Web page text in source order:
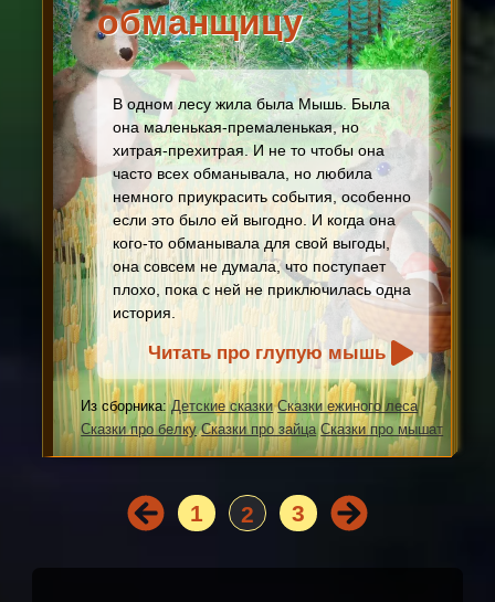
обманщицу
В одном лесу жила была Мышь. Была
она маленькая-премаленькая, но
хитрая-прехитрая. И не то чтобы она
часто всех обманывала, но любила
немного приукрасить события, особенно
если это было ей выгодно. И когда она
кого-то обманывала для свой выгоды,
она совсем не думала, что поступает
плохо, пока с ней не приключилась одна
история.
Читать про глупую мышь
Из сборника: Детские сказки Сказки ежиного леса
Сказки про белку Сказки про зайца Сказки про мышат
1 2 3